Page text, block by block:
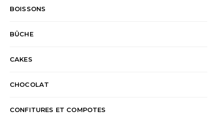
BOISSONS
BÛCHE
CAKES
CHOCOLAT
CONFITURES ET COMPOTES